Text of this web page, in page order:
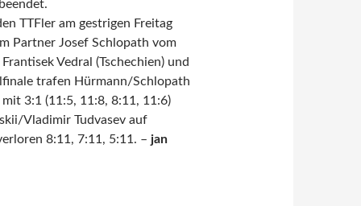
TTFler am gestrigen Freitag
Partner Josef Schlopath vom
Vedral (Tschechien) und
trafen Hürmann/Schlopath
3:1 (11:5, 11:8, 8:11, 11:6)
Vladimir Tudvasev auf
8:11, 7:11, 5:11. – jan